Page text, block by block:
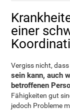
einer
Vergiss nicht,
sein kann, auch
betroffenen
Fähigkeiten gut
jedoch Probleme